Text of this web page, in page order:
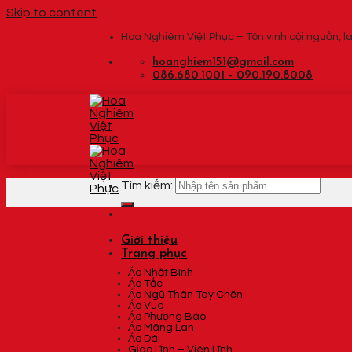
Skip to content
Hoa Nghiêm Việt Phục – Tôn vinh cội nguồn,
hoanghiem151@gmail.com
086.680.1001 - 090.190.8008
Giới thiệu
Trang phục
Áo Nhật Bình
Áo Tấc
Áo Ngũ Thân Tay Chẽn
Áo Vua
Áo Phượng Bào
Áo Mãng Lan
Áo Dài
Giao Lĩnh – Viên Lĩnh
Tìm kiếm: